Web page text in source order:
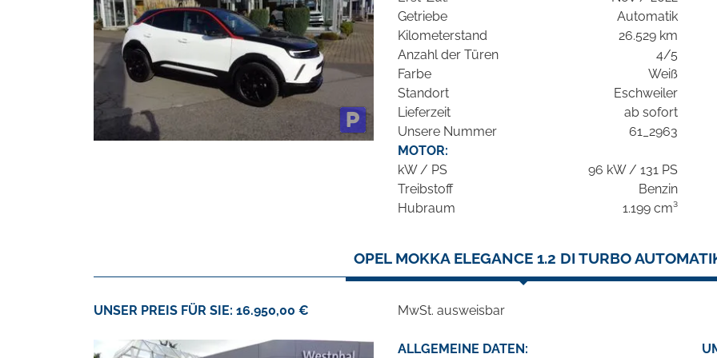
Getriebe
Automatik
Kilometerstand
26.529 km
Anzahl der Türen
4/5
Farbe
Weiß
Standort
Eschweiler
Lieferzeit
ab sofort
Unsere Nummer
61_2963
MOTOR:
kW / PS
96 kW / 131 PS
Treibstoff
Benzin
Hubraum
1.199 cm³
OPEL MOKKA ELEGANCE 1.2 DI TURBO
UNSER PREIS FÜR SIE: 16.950,00 € MwSt. ausweisbar
ALLGEMEINE DATEN: